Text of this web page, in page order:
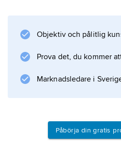
tar vid osv. tills dess att
Objektiv och pålitlig
Prova det, du kommer
Marknadsledare i
Påbörja din gratis